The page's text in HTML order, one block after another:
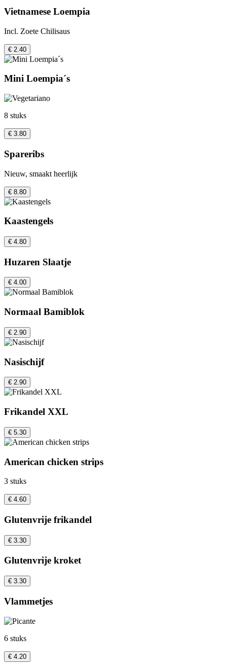
Vietnamese Loempia
Incl. Zoete Chilisaus
€ 2.40
Mini Loempia´s
8 stuks
€ 3.80
Spareribs
Nieuw, smaakt heerlijk
€ 8.80
Kaastengels
€ 4.80
Huzaren Slaatje
€ 4.00
Normaal Bamiblok
€ 2.90
Nasischijf
€ 2.90
Frikandel XXL
€ 5.30
American chicken strips
3 stuks
€ 4.60
Glutenvrije frikandel
€ 3.30
Glutenvrije kroket
€ 3.30
Vlammetjes
6 stuks
€ 4.20